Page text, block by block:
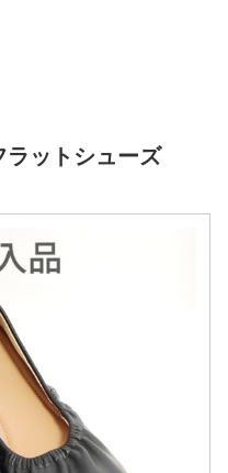
ットシューズ